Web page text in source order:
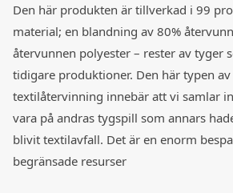
Den här produkten är tillverkad i 99
material; en blandning av 80%
återvunnen polyester – rester av tyger
tidigare produktioner. Den här typen
textilåtervinning innebär att vi samlar
vara på andras tygspill som annars
blivit textilavfall. Det är en enorm
begränsade resurser